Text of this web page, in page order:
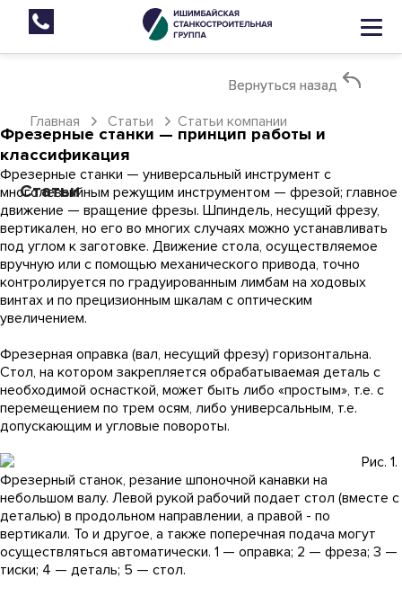
Вернуться назад
Главная
Вернуться назад
Статьи
Статьи компании
Статьи
Фрезерные станки — принцип работы и
классификация
Фрезерные станки — универсальный инструмент с
многолезвийным режущим инструментом — фрезой; главное
движение — вращение фрезы. Шпиндель, несущий фрезу,
вертикален, но его во многих случаях можно устанавливать
под углом к заготовке. Движение стола, осуществляемое
вручную или с помощью механического привода, точно
контролируется по градуированным лимбам на ходовых
винтах и по прецизионным шкалам с оптическим
увеличением.
Фрезерная оправка (вал, несущий фрезу) горизонтальна.
Стол, на котором закрепляется обрабатываемая деталь с
необходимой оснасткой, может быть либо «простым», т.е. с
перемещением по трем осям, либо универсальным, т.е.
допускающим и угловые повороты.
Рис. 1.
Фрезерный станок, резание шпоночной канавки на
небольшом валу. Левой рукой рабочий подает стол (вместе с
деталью) в продольном направлении, а правой - по
вертикали. То и другое, а также поперечная подача могут
осуществляться автоматически. 1 — оправка; 2 — фреза; 3 —
тиски; 4 — деталь; 5 — стол.